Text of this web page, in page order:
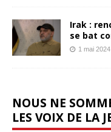
Irak :
se bat
1 mai 2024
NOUS NE
LES VOIX DE LA